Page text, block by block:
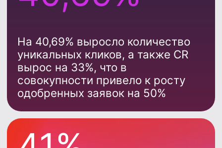
Рост дохода до 15%
Подключение без разработки
Адаптивность и кастомизация дизайна
4 формата и 15+ триггеров активации
Интересно? А хочешь
узнать для каких